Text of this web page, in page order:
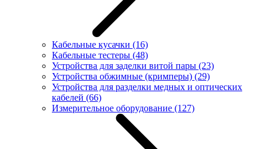
Кабельные кусачки (16)
Кабельные тестеры (48)
Устройства для заделки витой пары (23)
Устройства обжимные (кримперы) (29)
Устройства для разделки медных и оптических
кабелей (66)
Измерительное оборудование (127)